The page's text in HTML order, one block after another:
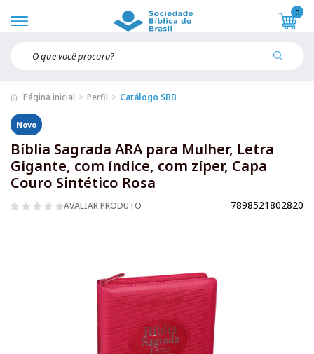
0
Página inicial Perfil Catálogo SBB
Novo
Bíblia Sagrada ARA para Mulher, Letra
Gigante, com índice, com zíper, Capa
Couro Sintético Rosa
AVALIAR PRODUTO 7898521802820